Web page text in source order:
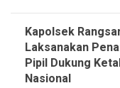
Kapolsek
Laksanakan
Pipil Dukung
Nasional